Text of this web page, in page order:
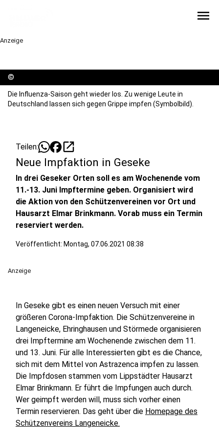
menu
Anzeige
©
Die Influenza-Saison geht wieder los. Zu wenige Leute in
Deutschland lassen sich gegen Grippe impfen (Symbolbild).
Teilen: open_in_new
Neue Impfaktion in Geseke
In drei Geseker Orten soll es am Wochenende vom
11.-13. Juni Impftermine geben. Organisiert wird
die Aktion von den Schützenvereinen vor Ort und
Hausarzt Elmar Brinkmann. Vorab muss ein Termin
reserviert werden.
Veröffentlicht: Montag, 07.06.2021 08:38
Anzeige
In Geseke gibt es einen neuen Versuch mit einer
größeren Corona-Impfaktion. Die Schützenvereine in
Langeneicke, Ehringhausen und Störmede organisieren
drei Impftermine am Wochenende zwischen dem 11.
und 13. Juni. Für alle Interessierten gibt es die Chance,
sich mit dem Mittel von Astrazenca impfen zu lassen.
Die Impfdosen stammen vom Lippstädter Hausarzt
Elmar Brinkmann. Er führt die Impfungen auch durch.
Wer geimpft werden will, muss sich vorher einen
Termin reservieren. Das geht über die Homepage des
Schützenvereins Langeneicke.